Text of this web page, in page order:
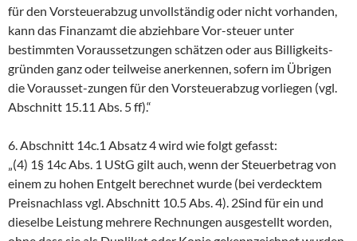
für den Vorsteuerabzug unvollständig oder nicht vorhanden,
kann das Finanzamt die abziehbare Vor-steuer unter
bestimmten Voraussetzungen schätzen oder aus Billigkeits-
gründen ganz oder teilweise anerkennen, sofern im Übrigen
die Vorausset-zungen für den Vorsteuerabzug vorliegen (vgl.
Abschnitt 15.11 Abs. 5 ff).“
6. Abschnitt 14c.1 Absatz 4 wird wie folgt gefasst:
„(4) 1§ 14c Abs. 1 UStG gilt auch, wenn der Steuerbetrag von
einem zu hohen Entgelt berechnet wurde (bei verdecktem
Preisnachlass vgl. Abschnitt 10.5 Abs. 4). 2Sind für ein und
dieselbe Leistung mehrere Rechnungen ausgestellt worden,